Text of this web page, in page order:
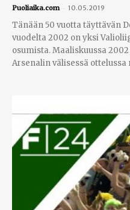
Puoliaika.com - 10.05.2019
Tänään 50 vuotta täyttävän
vuodelta 2002 on yksi
osumista. Maaliskuussa
Arsenalin välisessä ottelussa